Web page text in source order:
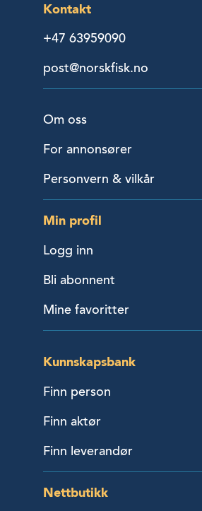
Kontakt
+47 63959090
post@norskfisk.no
Om oss
For annonsører
Personvern & vilkår
Min profil
Logg inn
Bli abonnent
Mine favoritter
Kunnskapsbank
Finn person
Finn aktør
Finn leverandør
Nettbutikk